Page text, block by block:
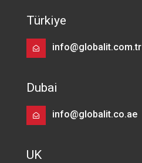
Türkiye
info@globalit.com.tr
Dubai
info@globalit.co.ae
UK